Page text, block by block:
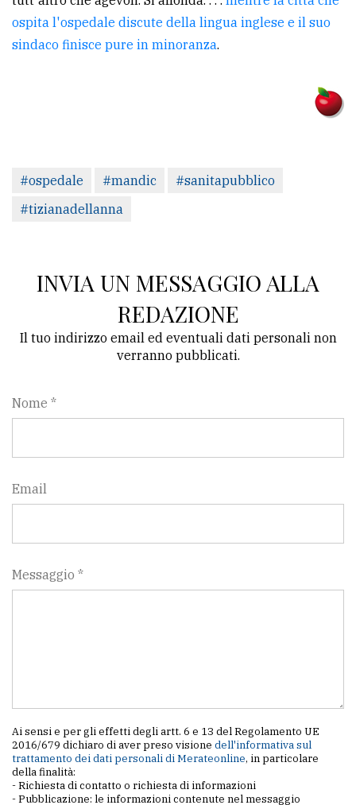
ospita l'ospedale discute della lingua inglese e il suo
sindaco finisce pure in minoranza.
#ospedale #mandic
#sanitapubblico
#tizianadellanna
INVIA UN MESSAGGIO ALLA
REDAZIONE
Il tuo indirizzo email ed eventuali dati personali non
verranno pubblicati.
Nome *
Email
Messaggio *
Ai sensi e per gli effetti degli artt. 6 e 13 del Regolamento UE
2016/679 dichiaro di aver preso visione dell'informativa sul
trattamento dei dati personali di Merateonline, in particolare
della finalità:
- Richiesta di contatto o richiesta di informazioni
- Pubblicazione: le informazioni contenute nel messaggio